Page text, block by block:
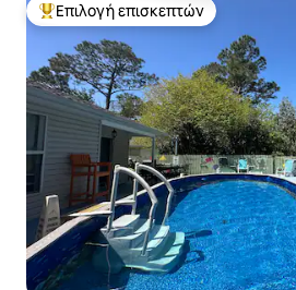
Κορυφαία επιλογή επισκεπτών
Επιλογή επισκεπτών